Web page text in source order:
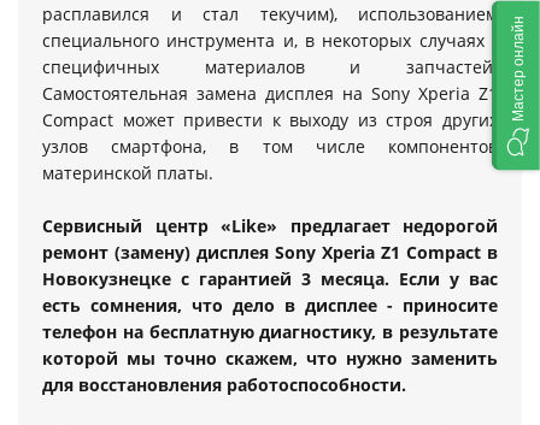
расплавился и стал текучим), использованием
специального инструмента и, в некоторых случаях -
специфичных материалов и запчастей.
Самостоятельная замена дисплея на Sony Xperia Z1
Compact может привести к выходу из строя других
узлов смартфона, в том числе компонентов
материнской платы.
Сервисный центр «Like» предлагает недорогой
ремонт (замену) дисплея Sony Xperia Z1 Compact в
Новокузнецке с гарантией 3 месяца. Если у вас
есть сомнения, что дело в дисплее - приносите
телефон на бесплатную диагностику, в результате
которой мы точно скажем, что нужно заменить
для восстановления работоспособности.
Мастер онлайн